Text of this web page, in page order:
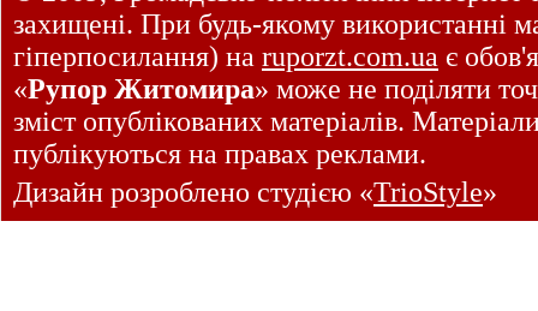
захищені. При будь-якому використанні
гіперпосилання) на ruporzt.com.ua є
«Рупор Житомира» може не поділяти
зміст опублікованих матеріалів.
публікуються на правах реклами.
Дизайн розроблено студією «TrioStyle»